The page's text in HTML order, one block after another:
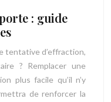
: guide
tentative d’effraction,
? Remplacer une
plus facile qu’il n’y
de renforcer la